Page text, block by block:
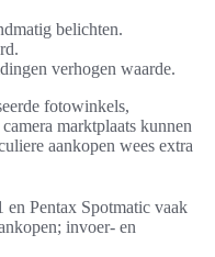
belichten.
verhogen waarde.
fotowinkels,
marktplaats kunnen
aankopen wees extra
Pentax Spotmatic vaak
invoer- en